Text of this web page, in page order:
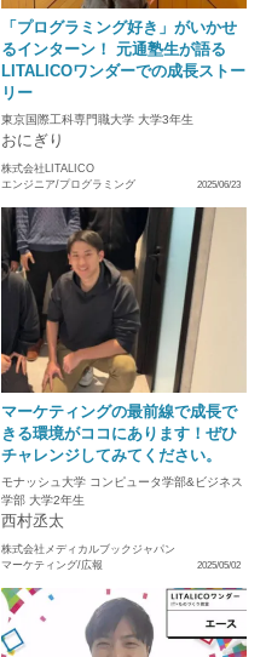
「プログラミング好き」がいかせ
るインターン！ 元通塾生が語る
LITALICOワンダーでの成長ストー
リー
東京国際工科専門職大学 大学3年生
おにぎり
株式会社LITALICO
エンジニア/プログラミング
2025/06/23
マーケティングの最前線で成長で
きる環境がココにあります！ぜひ
チャレンジしてみてください。
モナッシュ大学 コンピュータ学部&ビジネス
学部 大学2年生
西村丞太
株式会社メディカルブックジャパン
マーケティング/広報
2025/05/02